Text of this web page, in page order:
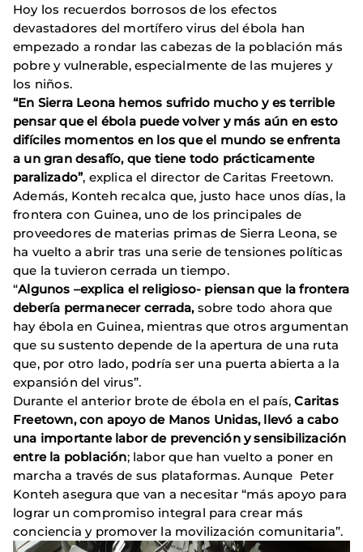
Hoy los recuerdos borrosos de los efectos
devastadores del mortífero virus del ébola han
empezado a rondar las cabezas de la población más
pobre y vulnerable, especialmente de las mujeres y
los niños.
“En Sierra Leona hemos sufrido mucho y es terrible
pensar que el ébola puede volver y más aún en esto
difíciles momentos en los que el mundo se enfrenta
a un gran desafío, que tiene todo prácticamente
paralizado”, explica el director de Caritas Freetown.
Además, Konteh recalca que, justo hace unos días, la
frontera con Guinea, uno de los principales de
proveedores de materias primas de Sierra Leona, se
ha vuelto a abrir tras una serie de tensiones políticas
que la tuvieron cerrada un tiempo.
“Algunos –explica el religioso- piensan que la frontera
debería permanecer cerrada,sobre todo ahora que
hay ébola en Guinea, mientras que otros argumentan
que su sustento depende de la apertura de una ruta
que, por otro lado, podría ser una puerta abierta a la
expansión del virus”.
Durante el anterior brote de ébola en el país,Caritas
Freetown, con apoyo de Manos Unidas, llevó a cabo
una importante labor de prevención y sensibilización
entre la población; labor que han vuelto a poner en
marcha a través de sus plataformas. Aunque Peter
Konteh asegura que van a necesitar “más apoyo para
lograr un compromiso integral para crear más
conciencia y promover la movilización comunitaria”.